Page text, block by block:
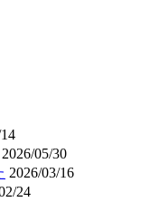
2026/05/30
2026/03/16
24